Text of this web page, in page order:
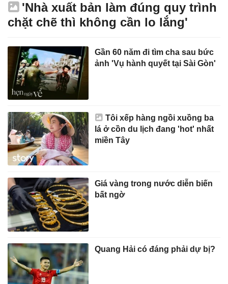
'Nhà xuất bản làm đúng quy trình
chặt chẽ thì không cần lo lắng'
Gần 60 năm đi tìm cha sau bức
ảnh 'Vụ hành quyết tại Sài Gòn'
Tôi xếp hàng ngồi xuồng ba
lá ở cồn du lịch đang 'hot' nhất
miền Tây
Giá vàng trong nước diễn biến
bất ngờ
Quang Hải có đáng phải dự bị?